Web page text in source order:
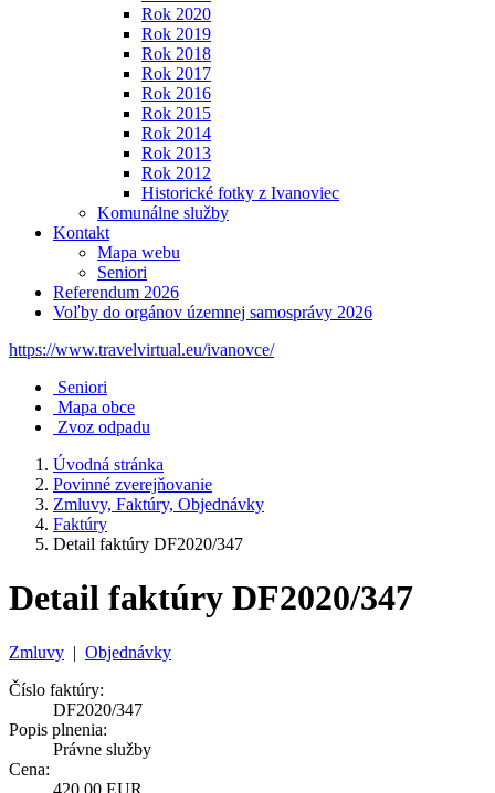
Rok 2020
Rok 2019
Rok 2018
Rok 2017
Rok 2016
Rok 2015
Rok 2014
Rok 2013
Rok 2012
Historické fotky z Ivanoviec
Komunálne služby
Kontakt
Mapa webu
Seniori
Referendum 2026
Voľby do orgánov územnej samosprávy 2026
https://www.travelvirtual.eu/ivanovce/
Seniori
Mapa obce
Zvoz odpadu
Úvodná stránka
Povinné zverejňovanie
Zmluvy, Faktúry, Objednávky
Faktúry
Detail faktúry DF2020/347
Detail faktúry DF2020/347
Zmluvy | Objednávky
Číslo faktúry:
DF2020/347
Popis plnenia:
Právne služby
Cena:
420,00 EUR